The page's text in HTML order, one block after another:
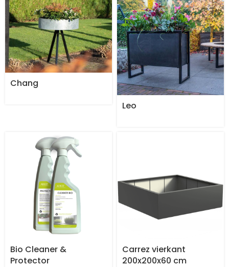
Chang
Leo
Bio Cleaner &
Protector
Carrez vierkant
200x200x60 cm